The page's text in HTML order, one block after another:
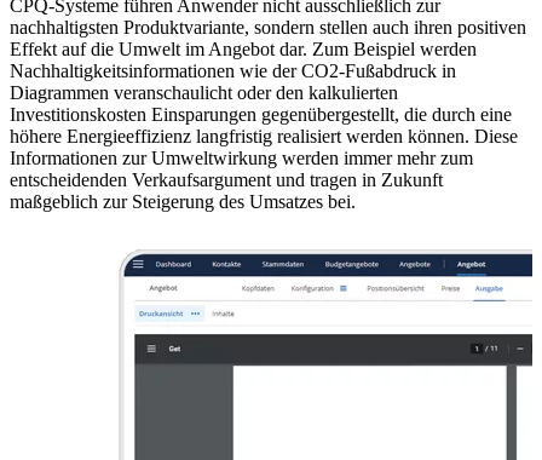
CPQ-Systeme führen Anwender nicht ausschließlich zur
nachhaltigsten Produktvariante, sondern stellen auch ihren positiven
Effekt auf die Umwelt im Angebot dar. Zum Beispiel werden
Nachhaltigkeitsinformationen wie der CO2-Fußabdruck in
Diagrammen veranschaulicht oder den kalkulierten
Investitionskosten Einsparungen gegenübergestellt, die durch eine
höhere Energieeffizienz langfristig realisiert werden können. Diese
Informationen zur Umweltwirkung werden immer mehr zum
entscheidenden Verkaufsargument und tragen in Zukunft
maßgeblich zur Steigerung des Umsatzes bei.